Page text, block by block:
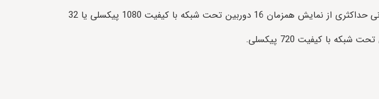
پشتیبانی حداکثری از نمایش همزمان 16 دوربین تحت شبکه با کیفیت 1080 پیکسلی یا 32
شبکه با کیفیت 720 پیکسلی.